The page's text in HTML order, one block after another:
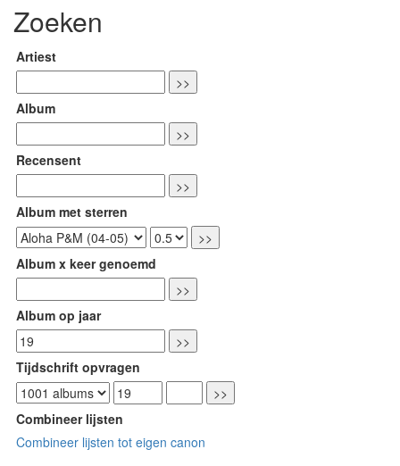
Zoeken
Artiest
Album
Recensent
Album met sterren
Album x keer genoemd
Album op jaar
Tijdschrift opvragen
Combineer lijsten
Combineer lijsten tot eigen canon